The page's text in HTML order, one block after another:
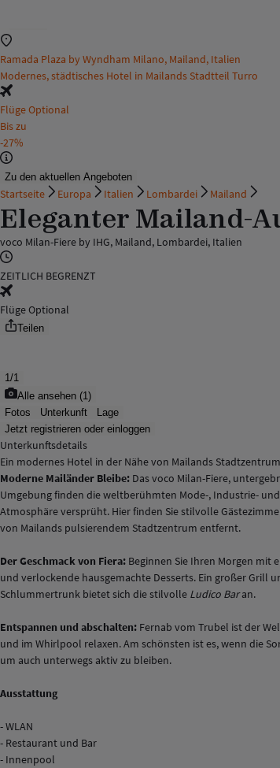
Ramada Plaza by Wyndham Milano, Mailand, Italien
Modernes, städtisches Hotel in Mailands Stadtteil Turro
Flüge Optional
Bis zu
-27%
Zu den aktuellen Angeboten
Startseite Europa Italien Lombardei Mailand
Eleganter Mailand-
voco Milan-Fiere by IHG, Mailand, Lombardei, Italien
ZEITLICH BEGRENZT
Flüge Optional
Teilen
1/1
Alle ansehen (1)
Fotos
Unterkunft
Lage
Jetzt registrieren oder einloggen
Unterkunftsdetails
Ein modernes Hotel in der Nähe von Mailands
Moderne Mailänder Bleibe: Das voco Milan-Fiere,
Umgebung finden die weltberühmten Mode-, Industrie-
Atmosphäre versprüht. Hier finden Sie stilvolle
von Mailands pulsierendem Stadtzentrum entfernt.
Der Geschmack von Fiera: Beginnen Sie Ihren Morgen mit
und verlockende hausgemachte Desserts. Ein großer Grill
Schlummertrunk bietet sich die stilvolle Ludico Baran.
Entspannen und abschalten: Fernab vom Trubel ist der
und im Whirlpool relaxen. Am schönsten ist es, wenn die
um auch unterwegs aktiv zu bleiben.
Ausstattung
- WLAN
- Restaurant und Bar
- Innenpool